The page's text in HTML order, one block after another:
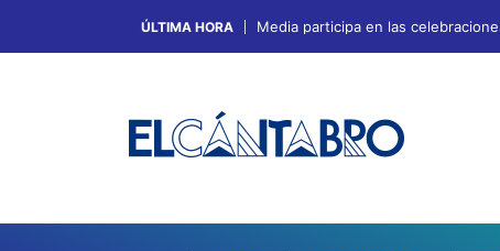
ÚLTIMA HORA Media participa en las